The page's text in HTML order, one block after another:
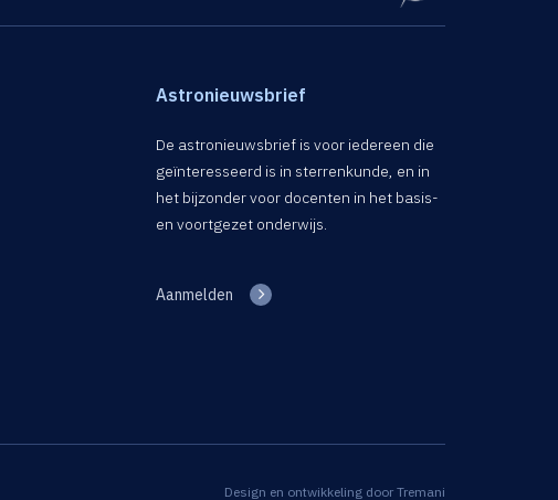
Astronieuwsbrief
De astronieuwsbrief is voor iedereen die
geïnteresseerd is in sterrenkunde, en in
het bijzonder voor docenten in het basis-
en voortgezet onderwijs.
Aanmelden
Design en ontwikkeling door Tremani